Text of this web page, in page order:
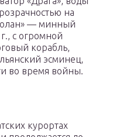
на
— минный
с огромной
корабль,
эсминец,
во время войны.
курортах